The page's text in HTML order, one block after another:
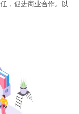
，促进商业合作。以